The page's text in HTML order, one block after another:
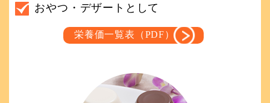
おやつ・デザートとして
栄養価一覧表（PDF）